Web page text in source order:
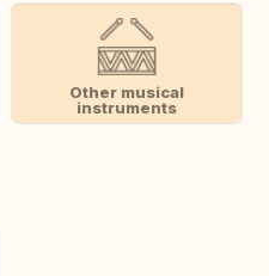
Other musical
instruments